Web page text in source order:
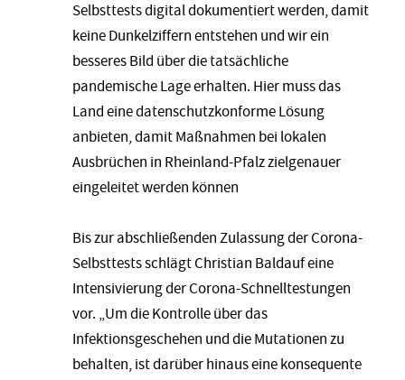
Selbsttests digital dokumentiert werden, damit
keine Dunkelziffern entstehen und wir ein
besseres Bild über die tatsächliche
pandemische Lage erhalten. Hier muss das
Land eine datenschutzkonforme Lösung
anbieten, damit Maßnahmen bei lokalen
Ausbrüchen in Rheinland-Pfalz zielgenauer
eingeleitet werden können
Bis zur abschließenden Zulassung der Corona-
Selbsttests schlägt Christian Baldauf eine
Intensivierung der Corona-Schnelltestungen
vor. „Um die Kontrolle über das
Infektionsgeschehen und die Mutationen zu
behalten, ist darüber hinaus eine konsequente